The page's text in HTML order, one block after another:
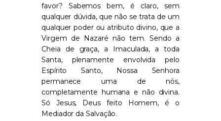
favor? Sabemos bem, é claro, sem
qualquer dúvida, que não se trata de um
qualquer poder ou atributo divino, que a
Virgem de Nazaré não tem. Sendo a
Cheia de graça, a Imaculada, a toda
Santa, plenamente envolvida pelo
Espírito Santo, Nossa Senhora
permanece uma de nós,
completamente humana e não divina.
Só Jesus, Deus feito Homem, é o
Mediador da Salvação.